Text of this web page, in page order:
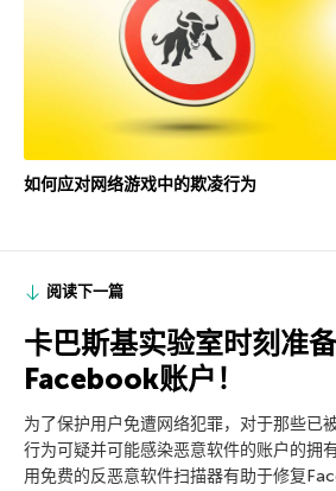
如何应对网络游戏中的欺凌行为
阅读下一篇
卡巴斯基实验室时刻准
Facebook账户！
为了保护用户免遭网络犯罪，对于那些已
行为可疑并可能感染恶意软件的账户的拥
用免费的反恶意软件扫描器有助于修复